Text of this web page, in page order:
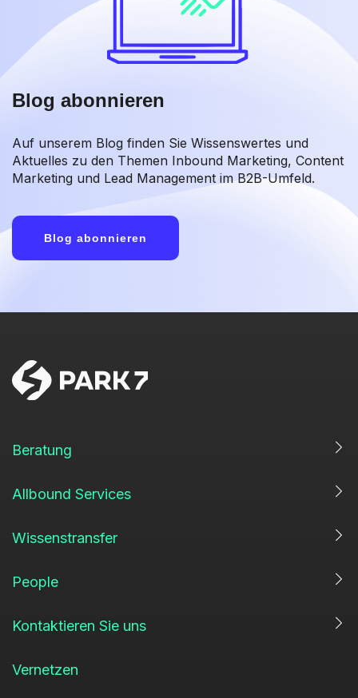
Blog abonnieren
Auf unserem Blog finden Sie Wissenswertes und
Aktuelles zu den Themen Inbound Marketing, Content
Marketing und Lead Management im B2B-Umfeld.
Blog abonnieren
Beratung
Allbound Services
Wissenstransfer
People
Kontaktieren Sie uns
Vernetzen